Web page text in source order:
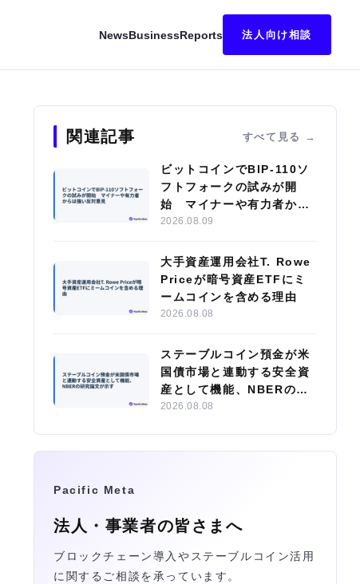
NewsBusinessReports 法人向け相談
ェーンごとの準備状況に差異
関連記事 すべて見る
ビットコインでBIP-110ソ
フトフォークの試みが開
始 マイナーや有力者から
は強い反対意見
2026.08.09
大手資産運用会社T. Rowe
Priceが暗号資産ETFにミ
ームコインを含める理由
2026.08.08
ステーブルコイン預金が米
国債市場と連動する安全資
産として機能、NBERの研
究論文が示す
2026.08.08
Pacific Meta
法人・事業者の皆さまへ
ブロックチェーン導入やステーブルコイン活用
に関するご相談を承っています。